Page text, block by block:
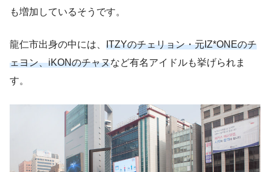
も増加しているそうです。
龍仁市出身の中には、 ITZYのチェリョン・元IZ*ONEのチ
ェヨン、iKONのチャヌなど有名アイドルも挙げられま
す。